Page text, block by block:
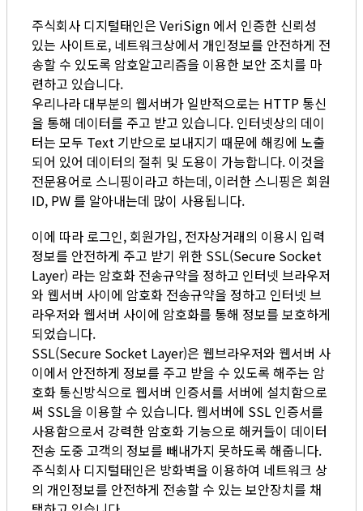
주식회사 디지털태인은 VeriSign 에서 인증한 신뢰성
있는 사이트로, 네트워크상에서 개인정보를 안전하게 전
송할 수 있도록 암호알고리즘을 이용한 보안 조치를 마
련하고 있습니다.
우리나라 대부분의 웹서버가 일반적으로는 HTTP 통신
을 통해 데이터를 주고 받고 있습니다. 인터넷상의 데이
터는 모두 Text 기반으로 보내지기 때문에 해킹에 노출
되어 있어 데이터의 절취 및 도용이 가능합니다. 이것을
전문용어로 스니핑이라고 하는데, 이러한 스니핑은 회원
ID, PW 를 알아내는데 많이 사용됩니다.
이에 따라 로그인, 회원가입, 전자상거래의 이용시 입력
정보를 안전하게 주고 받기 위한 SSL(Secure Socket
Layer) 라는 암호화 전송규약을 정하고 인터넷 브라우저
와 웹서버 사이에 암호화 전송규약을 정하고 인터넷 브
라우저와 웹서버 사이에 암호화를 통해 정보를 보호하게
되었습니다.
SSL(Secure Socket Layer)은 웹브라우저와 웹서버 사
이에서 안전하게 정보를 주고 받을 수 있도록 해주는 암
호화 통신방식으로 웹서버 인증서를 서버에 설치함으로
써 SSL을 이용할 수 있습니다. 웹서버에 SSL 인증서를
사용함으로서 강력한 암호화 기능으로 해커들이 데이터
전송 도중 고객의 정보를 빼내가지 못하도록 해줍니다.
주식회사 디지털태인은 방화벽을 이용하여 네트워크 상
의 개인정보를 안전하게 전송할 수 있는 보안장치를 채